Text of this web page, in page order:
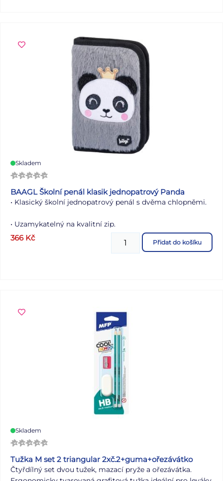
Skladem
BAAGL Školní penál klasik jednopatrový Panda
• Klasický školní jednopatrový penál s dvěma chlopněmi.
• Uzamykatelný na kvalitní zip.
366 Kč Přidat do košíku
Skladem
Tužka M set 2 triangular 2xč.2+guma+ořezávátko
Čtyřdílný set dvou tužek, mazací pryže a ořezávátka.